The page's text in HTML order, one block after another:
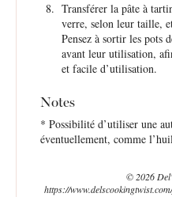
Transférer la pâte à
verre, selon leur taille,
Pensez à sortir les pots
avant leur utilisation,
et facile d’utilisation.
Notes
* Possibilité d’utiliser une
éventuellement, comme
© 2026
https://